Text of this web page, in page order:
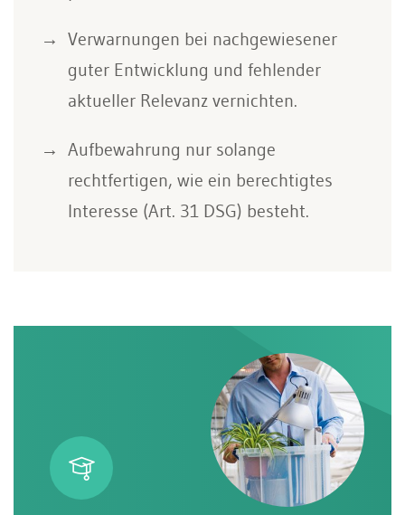
Verwarnungen bei nachgewiesener
guter Entwicklung und fehlender
aktueller Relevanz vernichten.
Aufbewahrung nur solange
rechtfertigen, wie ein berechtigtes
Interesse (Art. 31 DSG) besteht.